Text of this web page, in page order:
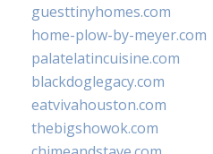
guesttinyhomes.com
home-plow-by-meyer.com
palatelatincuisine.com
blackdoglegacy.com
eatvivahouston.com
thebigshowok.com